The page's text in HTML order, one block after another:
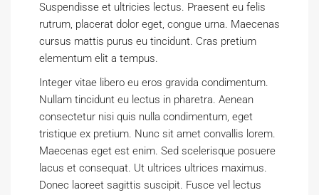
Suspendisse et ultricies lectus. Praesent eu felis
rutrum, placerat dolor eget, congue urna. Maecenas
cursus mattis purus eu tincidunt. Cras pretium
elementum elit a tempus.
Integer vitae libero eu eros gravida condimentum.
Nullam tincidunt eu lectus in pharetra. Aenean
consectetur nisi quis nulla condimentum, eget
tristique ex pretium. Nunc sit amet convallis lorem.
Maecenas eget est enim. Sed scelerisque posuere
lacus et consequat. Ut ultrices ultrices maximus.
Donec laoreet sagittis suscipit. Fusce vel lectus